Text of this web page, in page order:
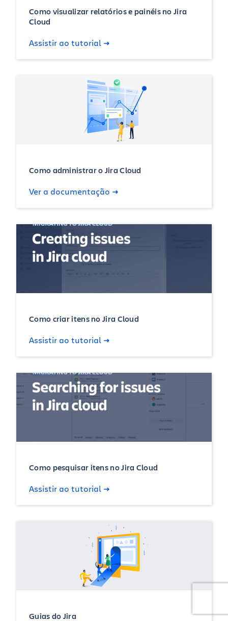
Como visualizar relatórios e painéis no Jira
Cloud
Assistir ao tutorial
Como administrar o Jira Cloud
Ver a documentação
Como criar itens no Jira Cloud
Assistir ao tutorial
Como pesquisar itens no Jira Cloud
Assistir ao tutorial
Guias do Jira